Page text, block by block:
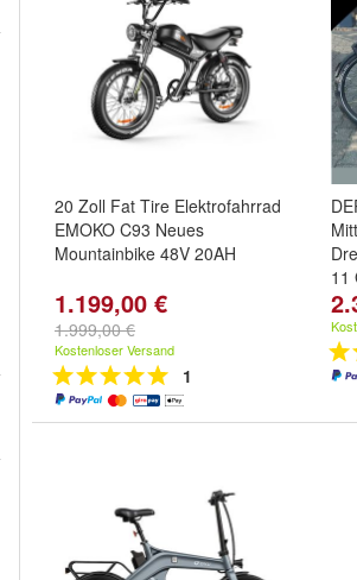
20 Zoll Fat Tire Elektrofahrrad
EMOKO C93 Neues
Mountainbike 48V 20AH
1.199,00 €
1.999,00 €
Kostenloser Versand
1
11